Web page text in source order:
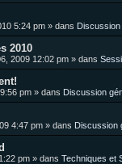
5:24 pm » dans
2010
2009 12:02 pm » dans
pm » dans Discussion
4:47 pm » dans Discussion
pm » dans Techniques et